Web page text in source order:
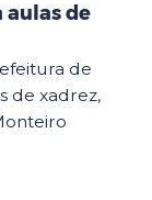
aulas de
de
de xadrez,